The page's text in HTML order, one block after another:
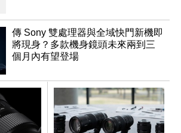
傳 Sony 雙處理器與全域快門新機即
將現身？多款機身鏡頭未來兩到三
個月內有望登場